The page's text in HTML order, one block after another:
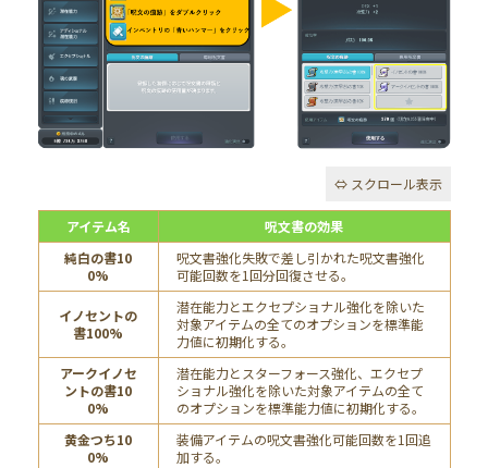
アイテム名
呪文書の効果
純白の書10
0%
呪文書強化失敗で差し引かれた呪文書強化
可能回数を1回分回復させる。
イノセントの
書100%
潜在能力とエクセプショナル強化を除いた
対象アイテムの全てのオプションを標準能
力値に初期化する。
アークイノセ
ントの書10
0%
潜在能力とスターフォース強化、エクセプ
ショナル強化を除いた対象アイテムの全て
のオプションを標準能力値に初期化する。
黄金つち10
0%
装備アイテムの呪文書強化可能回数を1回追
加する。